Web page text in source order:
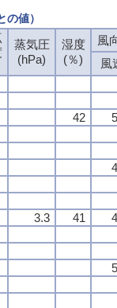
値）
蒸気圧
(hPa)
湿度
(％)
風
風
42
3.3 41